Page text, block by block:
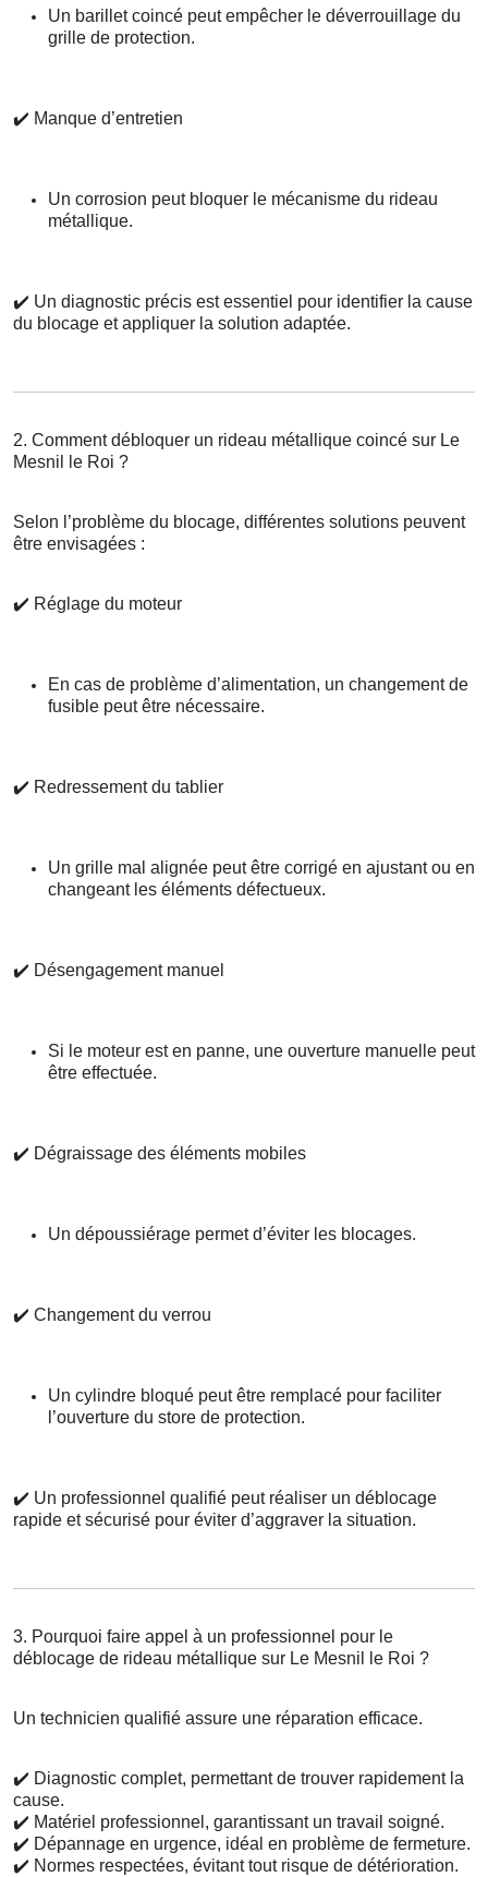
Un barillet coincé peut empêcher le déverrouillage du
grille de protection.
✔️ Manque d’entretien
Un corrosion peut bloquer le mécanisme du rideau
métallique.
✔️ Un diagnostic précis est essentiel pour identifier la cause
du blocage et appliquer la solution adaptée.
2. Comment débloquer un rideau métallique coincé sur Le
Mesnil le Roi ?
Selon l’problème du blocage, différentes solutions peuvent
être envisagées :
✔️ Réglage du moteur
En cas de problème d’alimentation, un changement de
fusible peut être nécessaire.
✔️ Redressement du tablier
Un grille mal alignée peut être corrigé en ajustant ou en
changeant les éléments défectueux.
✔️ Désengagement manuel
Si le moteur est en panne, une ouverture manuelle peut
être effectuée.
✔️ Dégraissage des éléments mobiles
Un dépoussiérage permet d’éviter les blocages.
✔️ Changement du verrou
Un cylindre bloqué peut être remplacé pour faciliter
l’ouverture du store de protection.
✔️ Un professionnel qualifié peut réaliser un déblocage
rapide et sécurisé pour éviter d’aggraver la situation.
3. Pourquoi faire appel à un professionnel pour le
déblocage de rideau métallique sur Le Mesnil le Roi ?
Un technicien qualifié assure une réparation efficace.
✔️ Diagnostic complet, permettant de trouver rapidement la
cause.
✔️ Matériel professionnel, garantissant un travail soigné.
✔️ Dépannage en urgence, idéal en problème de fermeture.
✔️ Normes respectées, évitant tout risque de détérioration.